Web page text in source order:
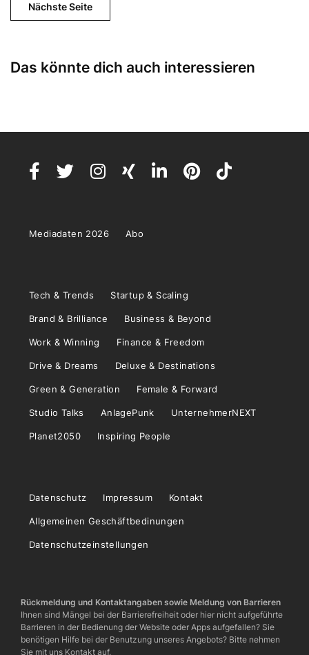
Nächste Seite
Das könnte dich auch interessieren
Mediadaten 2026 Abo
Tech & Trends Startup & Scaling
Brand & Brilliance Business & Beyond
Work & Winning Finance & Freedom
Drive & Dreams Deluxe & Destinations
Green & Generation Female & Forward
Studio Talks AnlagePunk UnternehmerNEXT
Planet2050 Inspiring People
Datenschutz Impressum Kontakt
Allgemeinen Geschäftbedinungen
Datenschutzeinstellungen
Rückmeldung und Kontaktangaben sowie Meldung von Barrieren
Ihnen sind Mängel bei der Barrierefreiheit oder hier nicht aufgeführte
Barrieren in der Bedienung der Website oder Apps aufgefallen? Sie
benötigen Hilfe bei der Benutzung unseres Angebots? Bitte nehmen
Sie mit uns Kontakt auf.